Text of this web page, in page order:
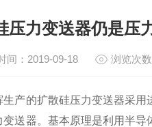
压力变送器仍是压
间：2019-09-18 浏览次
生产的扩散硅压力变送器采
变送器。基本原理是利用半